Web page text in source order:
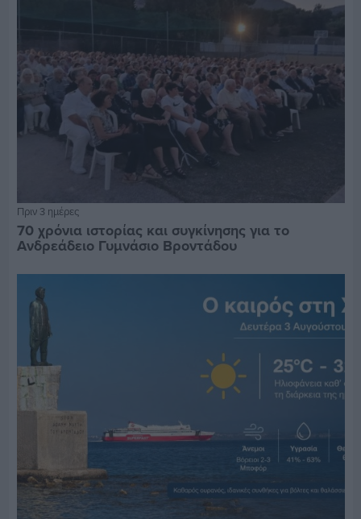
Πριν 3 ημέρες
70 χρόνια ιστορίας και συγκίνησης για το
Ανδρεάδειο Γυμνάσιο Βροντάδου